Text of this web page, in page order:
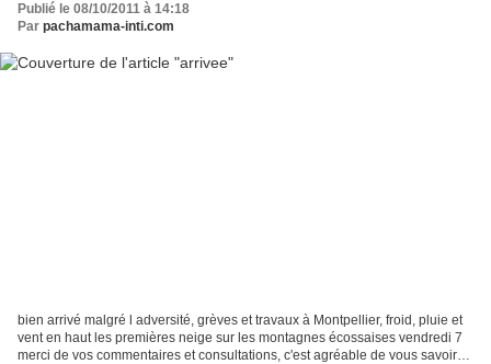
Publié le 08/10/2011 à 14:18
Par pachamama-inti.com
bien arrivé malgré l adversité, grèves et travaux à Montpellier, froid, pluie et
vent en haut les premières neige sur les montagnes écossaises vendredi 7
merci de vos commentaires et consultations, c'est agréable de vous savoir